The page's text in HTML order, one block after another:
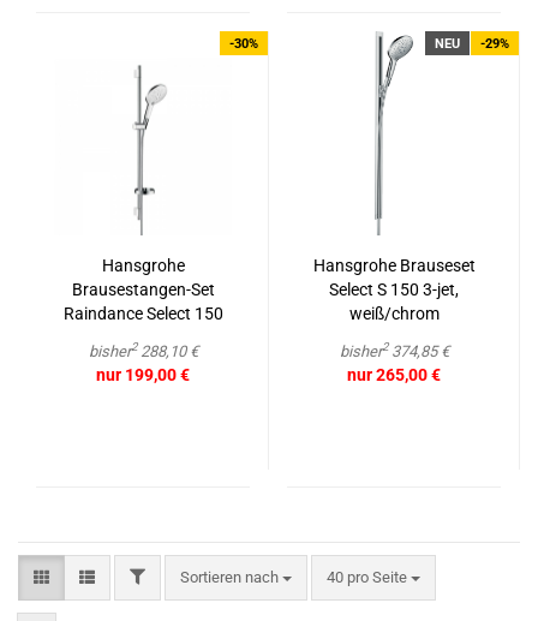
-30%
Hans­gro­he
Brausestangen-​​Set
Raindance Select 150
bisher2288,10 €
nur 199,00 €
NEU -29%
Hans­gro­he Braus­e­set
Select S 150 3-jet,
weiß/chrom
bisher2374,85 €
nur 265,00 €
FILTERSortieren nach
Sortieren nach 40 pro Seite
pro Seite